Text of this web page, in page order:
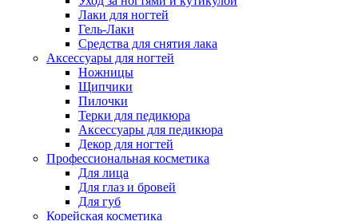
Лаки для ногтей
Гель-Лаки
Средства для снятия лака
Аксессуары для ногтей
Ножницы
Щипчики
Пилочки
Терки для педикюра
Аксессуары для педикюра
Декор для ногтей
Профессиональная косметика
Для лица
Для глаз и бровей
Для губ
Корейская косметика